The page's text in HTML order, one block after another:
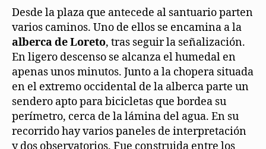
Desde la plaza que antecede al santuario parten
varios caminos. Uno de ellos se encamina a la
alberca de Loreto, tras seguir la señalización.
En ligero descenso se alcanza el humedal en
apenas unos minutos. Junto a la chopera situada
en el extremo occidental de la alberca parte un
sendero apto para bicicletas que bordea su
perímetro, cerca de la lámina del agua. En su
recorrido hay varios paneles de interpretación